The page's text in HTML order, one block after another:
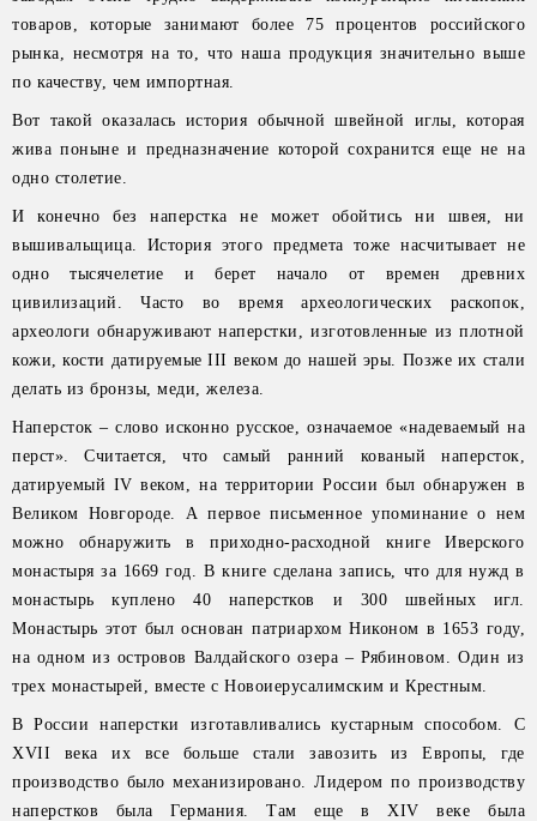
товаров, которые занимают более 75 процентов российского
рынка, несмотря на то, что наша продукция значительно выше
по качеству, чем импортная.
Вот такой оказалась история обычной швейной иглы, которая
жива поныне и предназначение которой сохранится еще не на
одно столетие.
И конечно без наперстка не может обойтись ни швея, ни
вышивальщица. История этого предмета тоже насчитывает не
одно тысячелетие и берет начало от времен древних
цивилизаций. Часто во время археологических раскопок,
археологи обнаруживают наперстки, изготовленные из плотной
кожи, кости датируемые III веком до нашей эры. Позже их стали
делать из бронзы, меди, железа.
Наперсток – слово исконно русское, означаемое «надеваемый на
перст». Считается, что самый ранний кованый наперсток,
датируемый IV веком, на территории России был обнаружен в
Великом Новгороде. А первое письменное упоминание о нем
можно обнаружить в приходно-расходной книге Иверского
монастыря за 1669 год. В книге сделана запись, что для нужд в
монастырь куплено 40 наперстков и 300 швейных игл.
Монастырь этот был основан патриархом Никоном в 1653 году,
на одном из островов Валдайского озера – Рябиновом. Один из
трех монастырей, вместе с Новоиерусалимским и Крестным.
В России наперстки изготавливались кустарным способом. С
XVII века их все больше стали завозить из Европы, где
производство было механизировано. Лидером по производству
наперстков была Германия. Там еще в XIV веке была